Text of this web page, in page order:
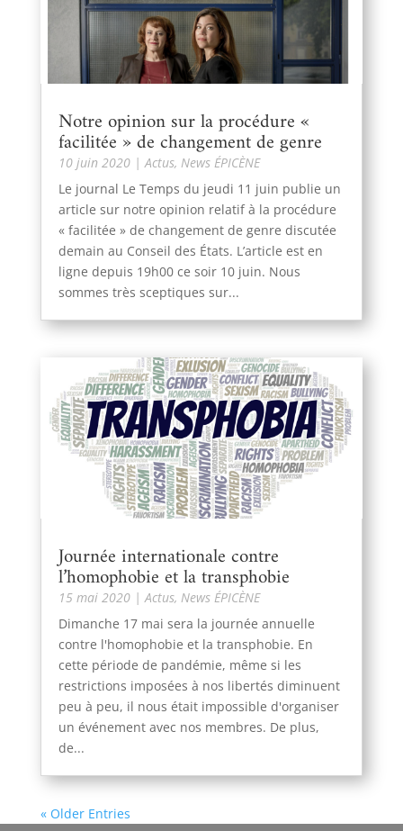
Notre opinion sur la procédure «
facilitée » de changement de genre
10 juin 2020| Actus, News ÉPICÈNE
Le journal Le Temps du jeudi 11 juin publie un
article sur notre opinion relatif à la procédure
« facilitée » de changement de genre discutée
demain au Conseil des États. L’article est en
ligne depuis 19h00 ce soir 10 juin. Nous
sommes très sceptiques sur...
Journée internationale contre
l’homophobie et la transphobie
15 mai 2020|Actus, News ÉPICÈNE
Dimanche 17 mai sera la journée annuelle
contre l'homophobie et la transphobie. En
cette période de pandémie, même si les
restrictions imposées à nos libertés diminuent
peu à peu, il nous était impossible d'organiser
un événement avec nos membres. De plus,
de...
« Older Entries